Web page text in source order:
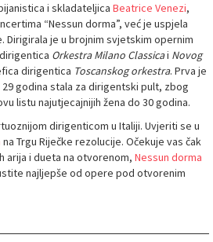
i skladateljica Beatrice Venezi,
“Nessun dorma”, već je uspjela
Dirigirala je u brojnim svjetskim opernim
Orkestra Milano Classicai Novog
dirigentica Toscanskog orkestra. Prva je
29 godina stala za dirigentski pult, zbog
listu najutjecajnijih žena do 30 godina.
dirigenticom u Italiji. Uvjeriti se u
na Trgu Riječke rezolucije. Očekuje vas čak
arija i dueta na otvorenom, Nessun dorma
najljepše od opere pod otvorenim